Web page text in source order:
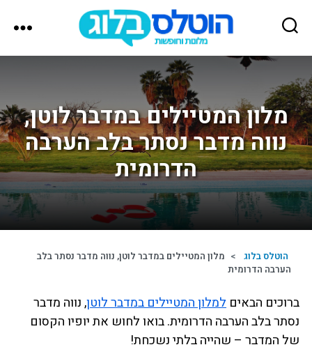
הוטלס
בלוג
מלון המטיילים במדבר לוטן,
נווה מדבר נסתר בלב הערבה
הדרומית
הוטלס בלוג > מלון המטיילים במדבר לוטן, נווה מדבר נסתר בלב
הערבה הדרומית
ברוכים הבאים למלון המטיילים במדבר לוטן, נווה מדבר
נסתר בלב הערבה הדרומית. בואו לחוש את יופיו הקסום
של המדבר – שהייה בלתי נשכחת!